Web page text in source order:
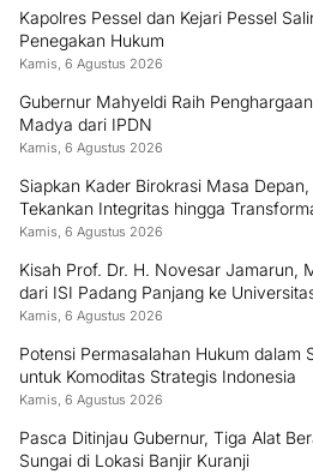
Kapolres Pessel dan Kejari Pessel
Penegakan Hukum
Kamis, 6 Agustus 2026
Gubernur Mahyeldi Raih
Madya dari IPDN
Kamis, 6 Agustus 2026
Siapkan Kader Birokrasi Masa
Tekankan Integritas hingga
IPDN Asal Sumbar
Kamis, 6 Agustus 2026
Kisah Prof. Dr. H. Novesar Jamarun,
dari ISI Padang Panjang ke
Kamis, 6 Agustus 2026
Potensi Permasalahan Hukum dalam
untuk Komoditas Strategis Indonesia
Kamis, 6 Agustus 2026
Pasca Ditinjau Gubernur, Tiga Alat
Sungai di Lokasi Banjir Kuranji